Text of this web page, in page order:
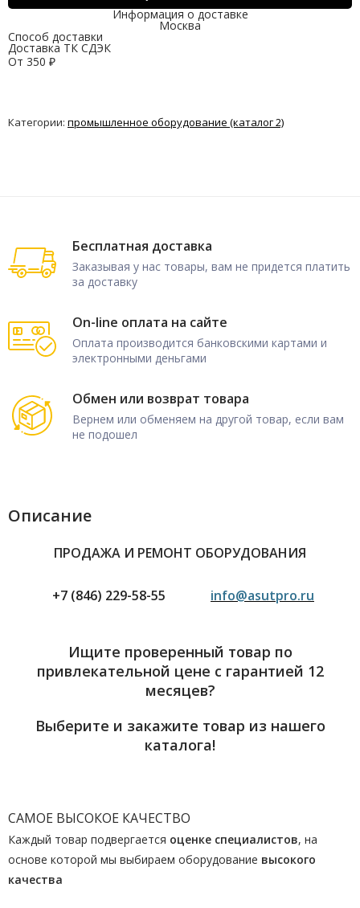
Информация о доставке
Москва
Способ доставки
Доставка ТК СДЭК
От 350 ₽
Категории: промышленное оборудование (каталог 2)
Бесплатная доставка
Заказывая у нас товары, вам не придется платить
за доставку
On-line оплата на сайте
Оплата производится банковскими картами и
электронными деньгами
Обмен или возврат товара
Вернем или обменяем на другой товар, если вам
не подошел
Описание
ПРОДАЖА И РЕМОНТ ОБОРУДОВАНИЯ
+7 (846) 229-58-55 info@asutpro.ru
Ищите проверенный товар по
привлекательной цене с гарантией 12
месяцев?
Выберите и закажите товар из нашего
каталога!
САМОЕ ВЫСОКОЕ КАЧЕСТВО
Каждый товар подвергается оценке специалистов, на
основе которой мы выбираем оборудование высокого
качества